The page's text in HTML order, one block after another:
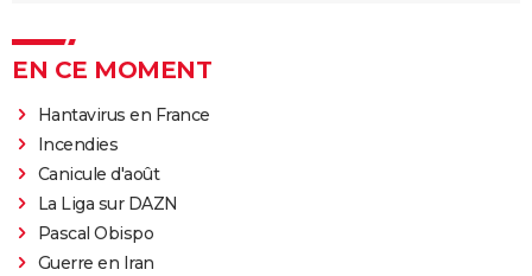
EN CE MOMENT
Hantavirus en France
Incendies
Canicule d'août
La Liga sur DAZN
Pascal Obispo
Guerre en Iran